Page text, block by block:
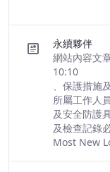
日期
永續夥伴
網站內容文
10:10
、保護措施
所屬工作人
及安全防護
及檢查記錄
Most New